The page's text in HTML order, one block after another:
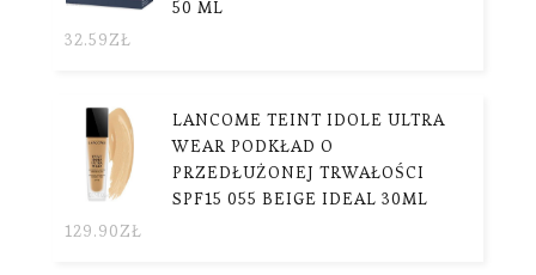
50 ML
32.59ZŁ
LANCOME TEINT IDOLE ULTRA
WEAR PODKŁAD O
PRZEDŁUŻONEJ TRWAŁOŚCI
SPF15 055 BEIGE IDEAL 30ML
129.90ZŁ